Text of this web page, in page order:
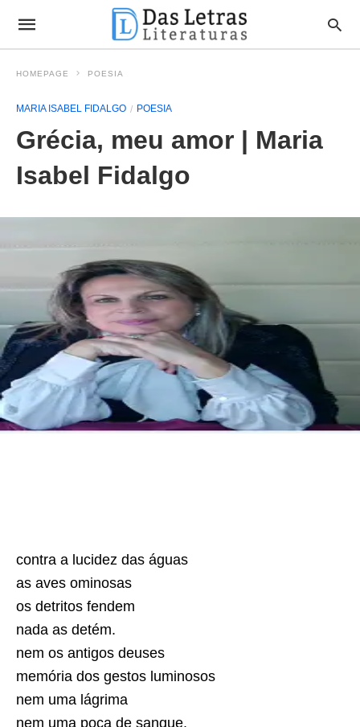
HOMEPAGE POESIA
MARIA ISABEL FIDALGO POESIA
Grécia, meu amor‏ | Maria
Isabel Fidalgo
contra a lucidez das águas
as aves ominosas
os detritos fendem
nada as detém.
nem os antigos deuses
memória dos gestos luminosos
nem uma lágrima
nem uma poça de sangue.